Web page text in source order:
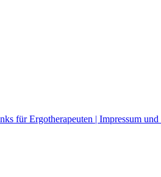
für Ergotherapeuten | Impressum